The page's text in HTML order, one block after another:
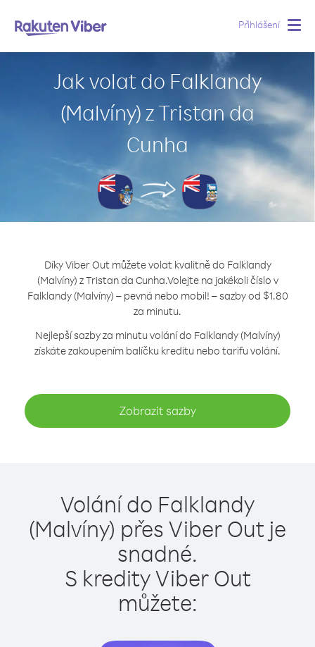
Přihlášení
Jak volat do Falklandy
(Malvíny) z Tristan da
Cunha
Díky Viber Out můžete volat kvalitně do Falklandy
(Malvíny) z Tristan da Cunha.Volejte na jakékoli číslo v
Falklandy (Malvíny) – pevná nebo mobil! – sazby od $1.80
za minutu.
Nejlepší sazby za minutu volání do Falklandy (Malvíny)
získáte zakoupením balíčku kreditu nebo tarifu volání.
Zobrazit sazby
Volání do Falklandy
(Malvíny) přes Viber Out je
snadné.
S kredity Viber Out
můžete: